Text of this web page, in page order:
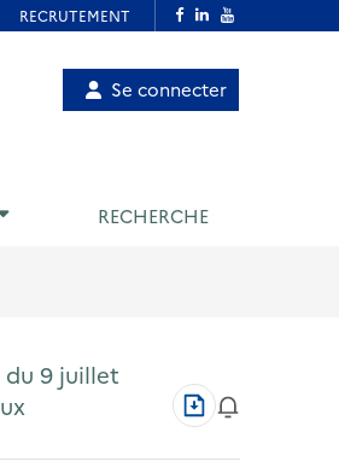
Menu
utilisateur
Se connecter
RECHERCHE
du 9 juillet
Télécharger
au